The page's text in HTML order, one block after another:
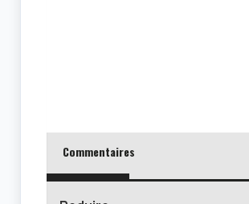
Commentaires